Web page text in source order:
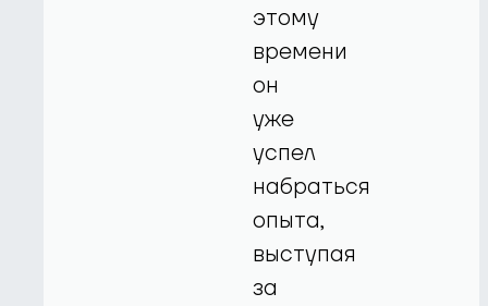
этому
времени
он
уже
успел
набраться
опыта,
выступая
за